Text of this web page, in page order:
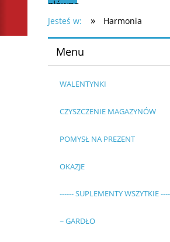
Jesteś w: » Harmonia
Menu
WALENTYNKI
CZYSZCZENIE MAGAZYNÓW
POMYSŁ NA PREZENT
OKAZJE
------ SUPLEMENTY WSZYTKIE
~ GARDŁO